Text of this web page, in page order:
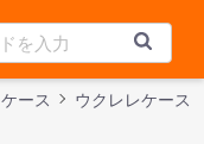
ケース
ウクレレケース